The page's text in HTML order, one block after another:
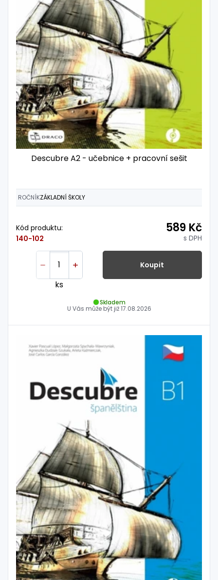
Descubre A2 - učebnice + pracovní sešit
ROČNÍKZÁKLADNÍ ŠKOLY
Kód produktu:
140-102
589 Kč
s DPH
ks
Koupit
Skladem
U Vás může být již17.08.2026